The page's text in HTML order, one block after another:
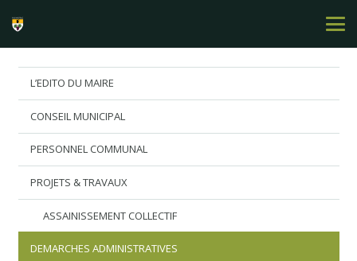
L’EDITO DU MAIRE
CONSEIL MUNICIPAL
PERSONNEL COMMUNAL
PROJETS & TRAVAUX
ASSAINISSEMENT COLLECTIF
DEMARCHES ADMINISTRATIVES